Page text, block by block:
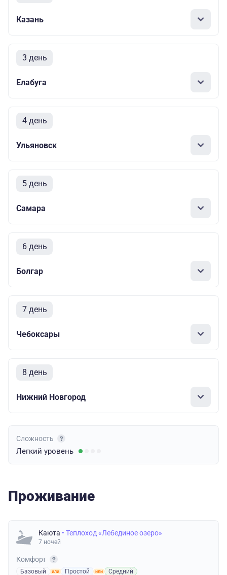
Казань
3 день
Елабуга
4 день
Ульяновск
5 день
Самара
6 день
Болгар
7 день
Чебоксары
8 день
Нижний Новгород
Сложность
Легкий уровень
Проживание
Каюта • Теплоход «Лебединое озеро»
7 ночей
Комфорт
Базовый Простой Средний